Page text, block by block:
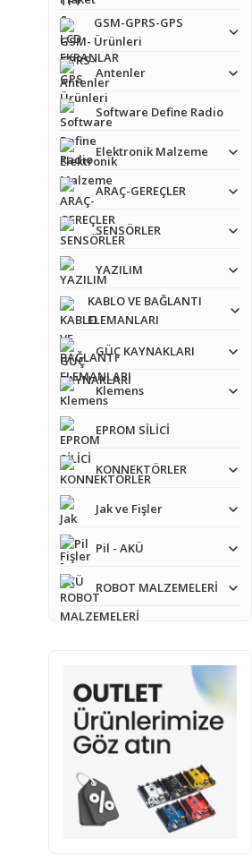
GSM-GPRS-GPS
Ürünleri
Antenler
Software Define Radio
Elektronik Malzeme
ARAÇ-GEREÇLER
SENSÖRLER
YAZILIM
KABLO VE BAĞLANTI
ELEMANLARI
GÜÇ KAYNAKLARI
Klemens
EPROM SİLİCİ
KONNEKTÖRLER
Jak ve Fişler
Pil - AKÜ
ROBOT MALZEMELERİ